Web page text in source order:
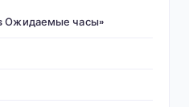
Ожидаемые часы»